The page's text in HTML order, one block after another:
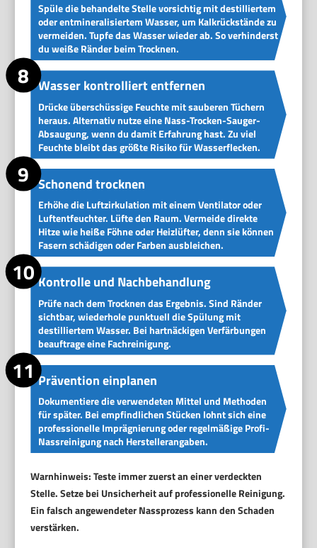
Spüle die behandelte Stelle vorsichtig mit destilliertem
oder entmineralisiertem Wasser, um Kalkrückstände zu
vermeiden. Tupfe das Wasser wieder ab. So verhinderst
du weiße Ränder beim Trocknen.
Wasser kontrolliert entfernen
Drücke überschüssige Feuchte mit sauberen Tüchern
heraus. Alternativ nutze eine Nass-Trocken-Sauger-
Absaugung, wenn du damit Erfahrung hast. Zu viel
Feuchte bleibt das größte Risiko für Wasserflecken.
Schonend trocknen
Erhöhe die Luftzirkulation mit einem Ventilator oder
Luftentfeuchter. Lüfte den Raum. Vermeide direkte
Hitze wie heiße Föhne oder Heizlüfter, denn sie können
Fasern schädigen oder Farben ausbleichen.
Kontrolle und Nachbehandlung
Prüfe nach dem Trocknen das Ergebnis. Sind Ränder
sichtbar, wiederhole punktuell die Spülung mit
destilliertem Wasser. Bei hartnäckigen Verfärbungen
beauftrage eine Fachreinigung.
Prävention einplanen
Dokumentiere die verwendeten Mittel und Methoden
für später. Bei empfindlichen Stücken lohnt sich eine
professionelle Imprägnierung oder regelmäßige Profi-
Nassreinigung nach Herstellerangaben.
Warnhinweis:Teste immer zuerst an einer verdeckten
Stelle. Setze bei Unsicherheit auf professionelle Reinigung.
Ein falsch angewendeter Nassprozess kann den Schaden
verstärken.